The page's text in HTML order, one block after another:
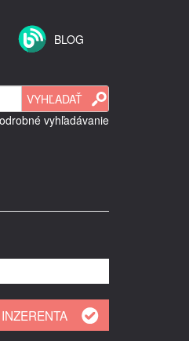
BLOG
vyhľadávanie